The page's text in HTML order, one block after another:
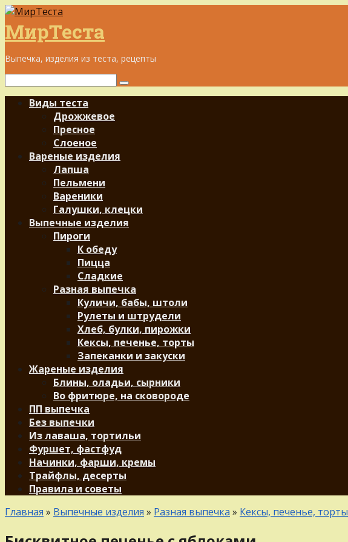
Перейти
к
контенту
МирТеста
Выпечка, изделия из теста, рецепты
Поиск:
Виды теста
Дрожжевое
Пресное
Слоеное
Вареные изделия
Лапша
Пельмени
Вареники
Галушки, клецки
Выпечные изделия
Пироги
К обеду
Пицца
Сладкие
Разная выпечка
Куличи, бабы, штоли
Рулеты и штрудели
Хлеб, булки, пирожки
Кексы, печенье, торты
Запеканки и закуски
Жареные изделия
Блины, оладьи, сырники
Во фритюре, на сковороде
ПП выпечка
Без выпечки
Из лаваша, тортильи
Фуршет, фастфуд
Начинки, фарши, кремы
Трайфлы, десерты
Правила и советы
Главная » Выпечные изделия » Разная выпечка » Кексы, печенье, торты